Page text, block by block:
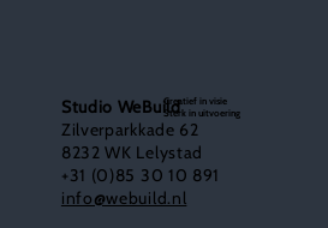
Studio WeBuild
Zilverparkkade 62
8232 WK Lelystad
+31 (0)85 30 10 891
info@webuild.nl
Creatief in visie
Sterk in uitvoering